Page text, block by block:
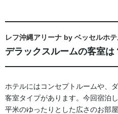
レフ沖縄アリーナ by ベッセルホ
デラックスルームの客室は
ホテルにはコンセプトルームや、
客室タイプがあります。今回宿泊
平米のゆったりとした広さのお部